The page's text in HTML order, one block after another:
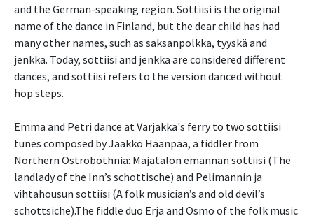
and the German-speaking region. Sottiisi is the original
name of the dance in Finland, but the dear child has had
many other names, such as saksanpolkka, tyyskä and
jenkka. Today, sottiisi and jenkka are considered different
dances, and sottiisi refers to the version danced without
hop steps.
Emma and Petri dance at Varjakka's ferry to two sottiisi
tunes composed by Jaakko Haanpää, a fiddler from
Northern Ostrobothnia: Majatalon emännän sottiisi (The
landlady of the Inn’s schottische) and Pelimannin ja
vihtahousun sottiisi (A folk musician’s and old devil’s
schottsiche).The fiddle duo Erja and Osmo of the folk music